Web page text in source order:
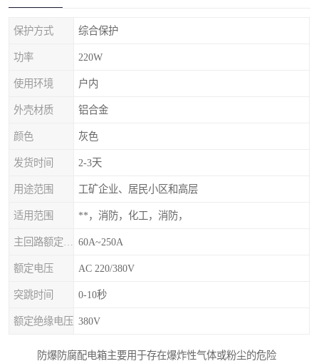
保护方式 综合保护
功率 220W
使用环境 户内
外壳材质 铝合金
颜色 灰色
发货时间 2-3天
用途范围 工矿企业、居民小区和高层
适用范围 **，消防，化工，消防，
60A~250A
额定电压 AC 220/380V
突跳时间 0-10秒
额定绝缘电压 380V
防爆防腐配电箱主要用于存在爆炸性气体或粉尘的危险